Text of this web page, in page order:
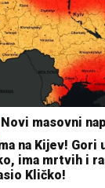
Novi masovni
na Kijev! Gori
ima mrtvih i
Kličko!